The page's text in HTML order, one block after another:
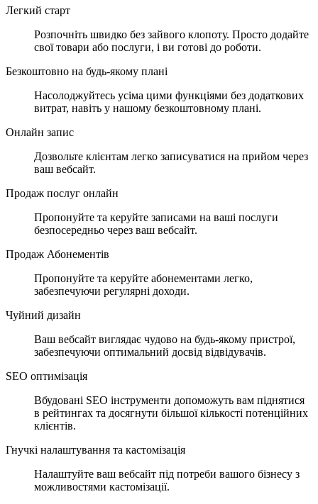
Легкий старт
Розпочніть швидко без зайвого клопоту. Просто додайте
свої товари або послуги, і ви готові до роботи.
Безкоштовно на будь-якому плані
Насолоджуйтесь усіма цими функціями без додаткових
витрат, навіть у нашому безкоштовному плані.
Онлайн запис
Дозвольте клієнтам легко записуватися на прийом через
ваш вебсайт.
Продаж послуг онлайн
Пропонуйте та керуйте записами на ваші послуги
безпосередньо через ваш вебсайт.
Продаж Абонементів
Пропонуйте та керуйте абонементами легко,
забезпечуючи регулярні доходи.
Чуйний дизайн
Ваш вебсайт виглядає чудово на будь-якому пристрої,
забезпечуючи оптимальний досвід відвідувачів.
SEO оптимізація
Вбудовані SEO інструменти допоможуть вам піднятися
в рейтингах та досягнути більшої кількості потенційних
клієнтів.
Гнучкі налаштування та кастомізація
Налаштуйте ваш вебсайт під потреби вашого бізнесу з
можливостями кастомізації.